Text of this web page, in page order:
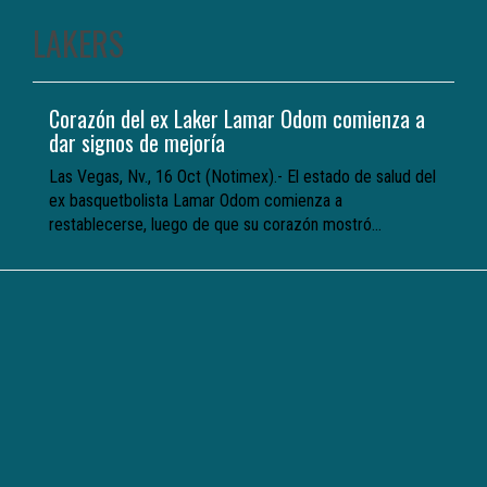
LAKERS
Corazón del ex Laker Lamar Odom comienza a
dar signos de mejoría
Las Vegas, Nv., 16 Oct (Notimex).- El estado de salud del
ex basquetbolista Lamar Odom comienza a
restablecerse, luego de que su corazón mostró...